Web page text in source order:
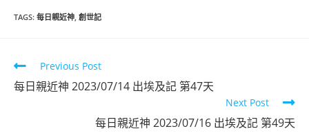
TAGS: 每日親近神, 創世記
Previous Post
每日親近神 2023/07/14 出埃及記 第47天
Next Post
每日親近神 2023/07/16 出埃及記 第49天